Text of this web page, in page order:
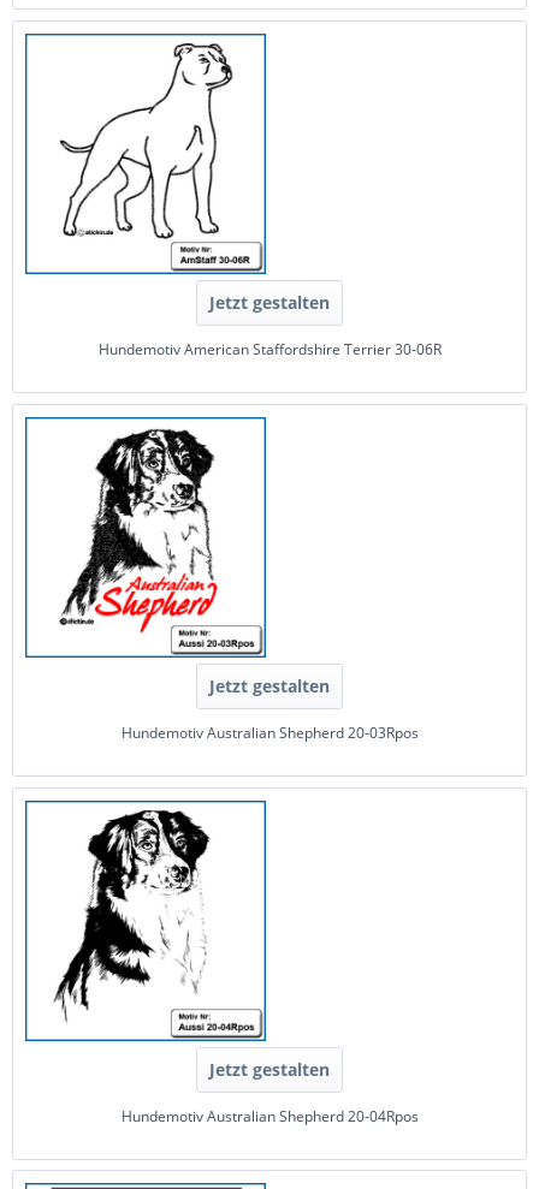
Jetzt gestalten
Hundemotiv American Staffordshire Terrier 30-06R
Jetzt gestalten
Hundemotiv Australian Shepherd 20-03Rpos
Jetzt gestalten
Hundemotiv Australian Shepherd 20-04Rpos